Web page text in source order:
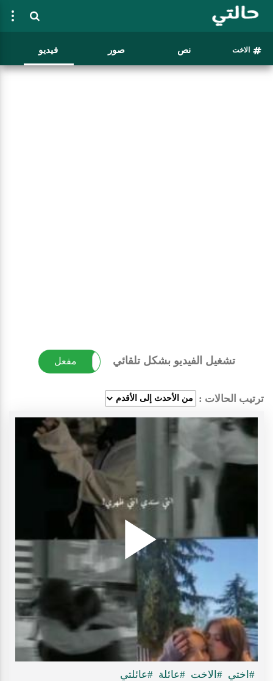
الاخت نص صور فيديو
تشغيل الفيديو بشكل تلقائي مفعل غير مفعل
ترتيب الحالات :
Play
#اختي #الاخت #عائلة #عائلتي